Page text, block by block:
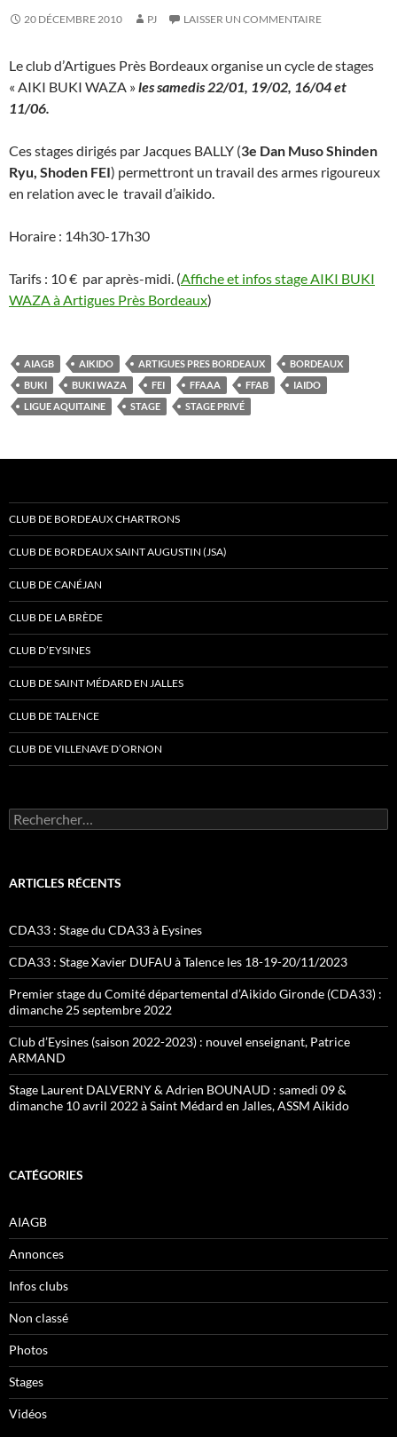
20 DÉCEMBRE 2010 PJ LAISSER UN COMMENTAIRE
Le club d’Artigues Près Bordeaux organise un cycle de stages
« AIKI BUKI WAZA »les samedis 22/01, 19/02, 16/04 et
11/06.
Ces stages dirigés par Jacques BALLY (3e Dan Muso Shinden
Ryu, Shoden FEI) permettront un travail des armes rigoureux
en relation avec le travail d’aikido.
Horaire : 14h30-17h30
Tarifs : 10 € par après-midi. (Affiche et infos stage AIKI BUKI
WAZA à Artigues Près Bordeaux)
AIAGB AIKIDO ARTIGUES PRES BORDEAUX
BORDEAUX
BUKI
BUKI WAZA FEI FFAAA FFAB
IAIDO
LIGUE AQUITAINE
STAGE STAGE PRIVÉ
CLUB DE BORDEAUX CHARTRONS
CLUB DE BORDEAUX SAINT AUGUSTIN (JSA)
CLUB DE CANÉJAN
CLUB DE LA BRÈDE
CLUB D’EYSINES
CLUB DE SAINT MÉDARD EN JALLES
CLUB DE TALENCE
CLUB DE VILLENAVE D’ORNON
Rechercher :
ARTICLES RÉCENTS
CDA33 : Stage du CDA33 à Eysines
CDA33 : Stage Xavier DUFAU à Talence les 18-19-20/11/2023
Premier stage du Comité départemental d’Aikido Gironde (CDA33) :
dimanche 25 septembre 2022
Club d’Eysines (saison 2022-2023) : nouvel enseignant, Patrice
ARMAND
Stage Laurent DALVERNY & Adrien BOUNAUD : samedi 09 &
dimanche 10 avril 2022 à Saint Médard en Jalles, ASSM Aikido
CATÉGORIES
AIAGB
Annonces
Infos clubs
Non classé
Photos
Stages
Vidéos